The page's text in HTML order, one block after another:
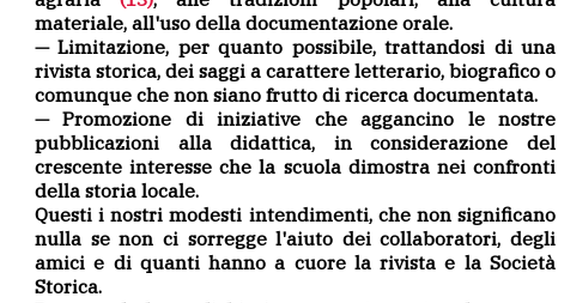
materiale, all'uso della documentazione orale.
— Limitazione, per quanto possibile, trattandosi di una
rivista storica, dei saggi a carattere letterario, biografico o
comunque che non siano frutto di ricerca documentata.
— Promozione di iniziative che aggancino le nostre
pubblicazioni alla didattica, in considerazione del
crescente interesse che la scuola dimostra nei confronti
della storia locale.
Questi i nostri modesti intendimenti, che non significano
nulla se non ci sorregge l'aiuto dei collaboratori, degli
amici e di quanti hanno a cuore la rivista e la Società
Storica.